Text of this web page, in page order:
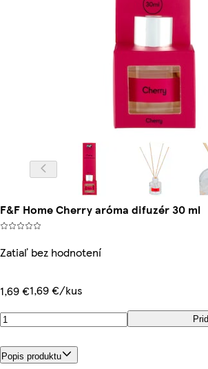
F&F Home Cherry aróma difuzér 30 ml
Zatiaľ bez hodnotení
1,69 €1,69 €/kus
Popis produktu